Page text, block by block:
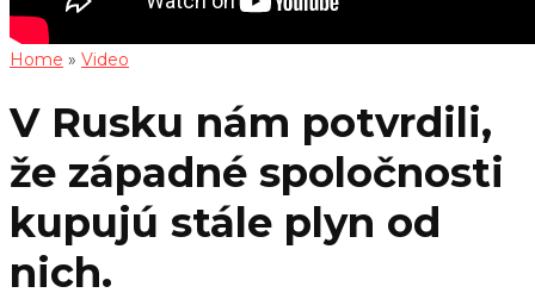
Home » Video
V Rusku nám potvrdili,
že západné spoločnosti
kupujú stále plyn od
nich.